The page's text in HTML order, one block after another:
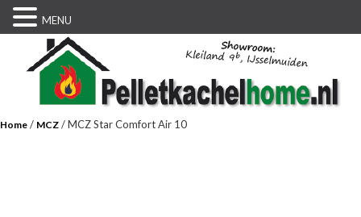
Home / MCZ / MCZ Star Comfort Air 10
MENU